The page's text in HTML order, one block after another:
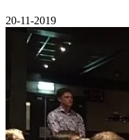
20-11-2019